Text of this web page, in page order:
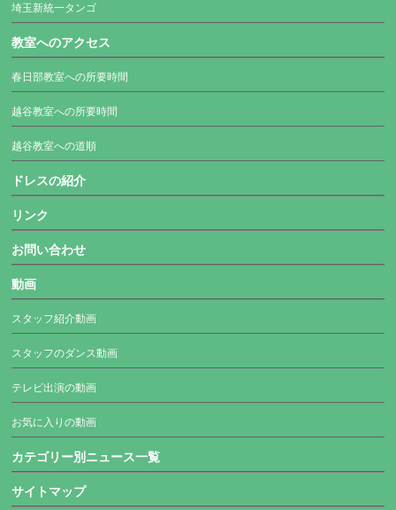
埼玉新統一タンゴ
教室へのアクセス
春日部教室への所要時間
越谷教室への所要時間
越谷教室への道順
ドレスの紹介
リンク
お問い合わせ
動画
スタッフ紹介動画
スタッフのダンス動画
テレビ出演の動画
お気に入りの動画
カテゴリー別ニュース一覧
サイトマップ